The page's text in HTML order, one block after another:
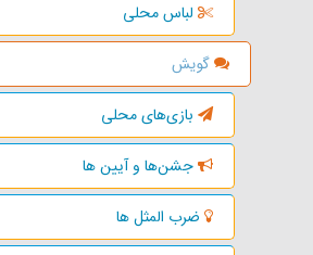
لباس محلی
گویش
بازی‌های محلی
جشن‌ها و آیین ها
ضرب المثل ها